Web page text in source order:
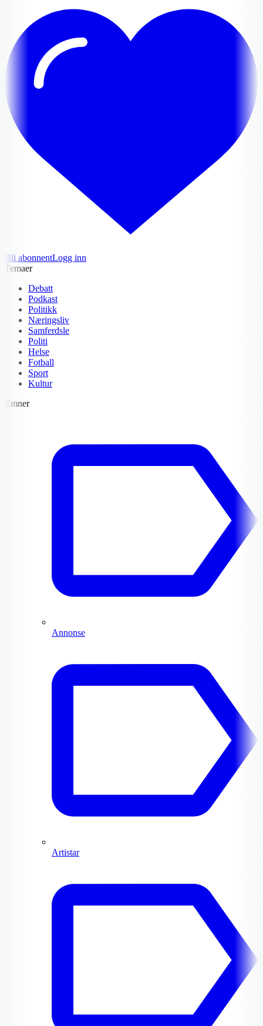
Bli abonnentLogg inn
Temaer
Debatt
Podkast
Politikk
Næringsliv
Samferdsle
Politi
Helse
Fotball
Sport
Kultur
Emner
Annonse
Artistar